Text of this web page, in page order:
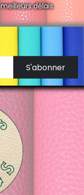
délais
S'abonner